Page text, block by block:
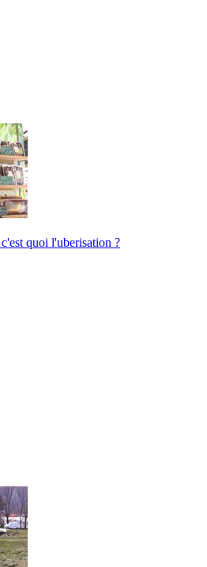
quoi l'uberisation ?